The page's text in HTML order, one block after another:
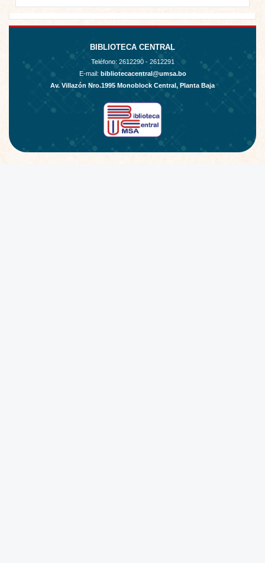
BIBLIOTECA CENTRAL
Teléfono: 2612290 - 2612291
E-mail: bibliotecacentral@umsa.bo
Av. Villazón Nro.1995 Monoblock Central, Planta Baja